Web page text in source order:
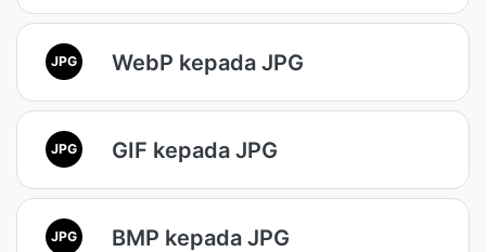
JPG WebP kepada JPG
JPG GIF kepada JPG
JPG BMP kepada JPG